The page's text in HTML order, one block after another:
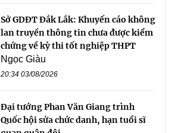
Sở GDĐT Đắk Lắk: Khuyến cáo không
lan truyền thông tin chưa được kiểm
chứng về kỳ thi tốt nghiệp THPT
Ngọc Giàu
20:34 03/08/2026
Đại tướng Phan Văn Giang trình
Quốc hội sửa chức danh, hạn tuổi sĩ